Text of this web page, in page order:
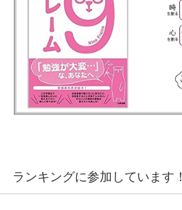
ランキングに参加しています！